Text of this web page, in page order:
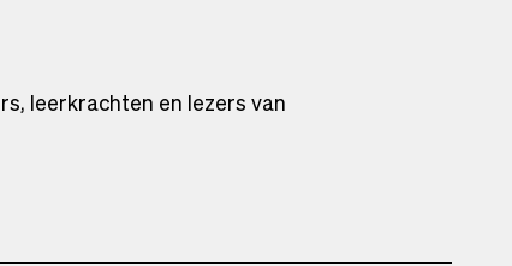
leerkrachten en lezers van